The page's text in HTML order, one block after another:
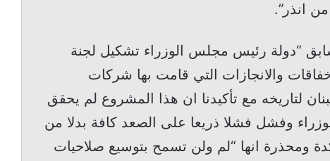
انذر”.
“دولة رئيس مجلس الوزراء تشكيل لجنة
والانجازات التي قامت بها شركات
لتاريخه مع تأكيدنا ان هذا المشروع لم يحقق
وفشل فشلا ذريعا على الصعد كافة بدلا من
ومحذرة انها “لم ولن تسمح بتوسيع صلاحيات